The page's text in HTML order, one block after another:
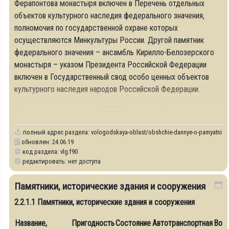
Ферапонтова монастыря включен в Перечень отдельных
объектов культурного наследия федерального значения,
полномочия по государственной охране которых
осуществляются Минкультуры России. Другой памятник
федерального значения – ансамбль Кирилло-Белозерского
монастыря – указом Президента Российской Федерации
включен в Государственный свод особо ценных объектов
культурного наследия народов Российской Федерации.
полный адрес раздела: vologodskaya-oblast/obshchie-dannye-o-
обновлен: 24.06.19
код раздела: vlg.f90
редактировать: нет доступа
Памятники, исторические здания и сооружения
2.2.1.1 Памятники, исторические здания и сооружения
Название, ПригодностьСостояниеАвтотранспортная